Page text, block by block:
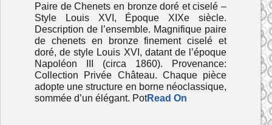
Paire de Chenets en bronze doré et ciselé –
Style Louis XVI, Époque XIXe siècle.
Description de l’ensemble. Magnifique paire
de chenets en bronze finement ciselé et
doré, de style Louis XVI, datant de l’époque
Napoléon III (circa 1860). Provenance:
Collection Privée Château. Chaque pièce
adopte une structure en borne néoclassique,
sommée d’un élégant. PotRead On